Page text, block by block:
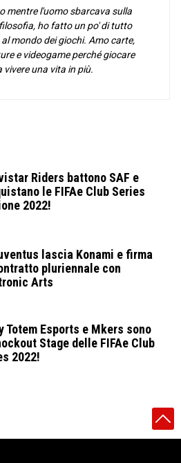
mentre l'uomo sbarcava sulla
ho fatto un po' di tutto
mondo dei giochi. Amo carte,
e videogame perché giocare
vivere una vita in più.
Riders battono SAF e
le FIFAe Club Series
2022!
lascia Konami e firma
pluriennale con
Arts
Totem Esports e Mkers sono
Stage delle FIFAe Club
2022!